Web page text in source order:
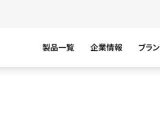
製品一覧 企業情報 ブラ